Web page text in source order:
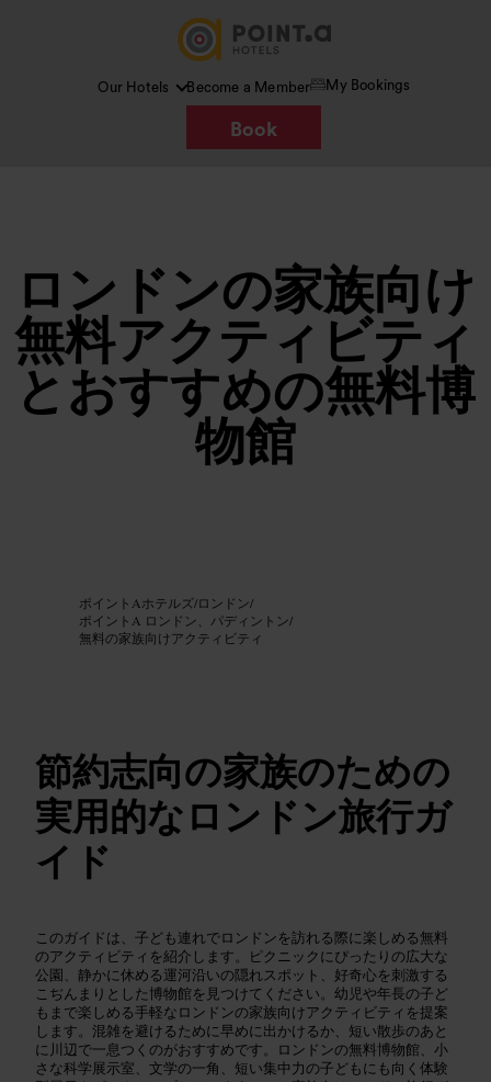
Our Hotels Become a Member My Bookings
Book
ロンドンの家族向け
無料アクティビティ
とおすすめの無料博
物館
ポイントAホテルズ/ロンドン/
ポイントA ロンドン、パディントン/
無料の家族向けアクティビティ
節約志向の家族のための
実用的なロンドン旅行ガ
イド
このガイドは、子ども連れでロンドンを訪れる際に楽しめる無料
のアクティビティを紹介します。ピクニックにぴったりの広大な
公園、静かに休める運河沿いの隠れスポット、好奇心を刺激する
こぢんまりとした博物館を見つけてください。幼児や年長の子ど
もまで楽しめる手軽なロンドンの家族向けアクティビティを提案
します。混雑を避けるために早めに出かけるか、短い散歩のあと
に川辺で一息つくのがおすすめです。ロンドンの無料博物館、小
さな科学展示室、文学の一角、短い集中力の子どもにも向く体験